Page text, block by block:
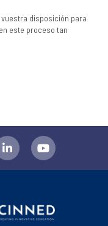
disposición para
este proceso tan